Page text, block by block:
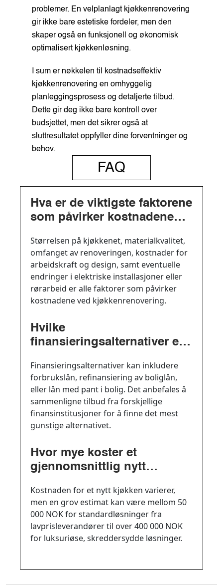
problemer. En velplanlagt kjøkkenrenovering
gir ikke bare estetiske fordeler, men den
skaper også en funksjonell og økonomisk
optimalisert kjøkkenløsning.
I sum er nøkkelen til kostnadseffektiv
kjøkkenrenovering en omhyggelig
planleggingsprosess og detaljerte tilbud.
Dette gir deg ikke bare kontroll over
budsjettet, men det sikrer også at
sluttresultatet oppfyller dine forventninger og
behov.
FAQ
Hva er de viktigste faktorene
som påvirker kostnadene
Størrelsen på kjøkkenet, materialkvalitet,
omfanget av renoveringen, kostnader for
arbeidskraft og design, samt eventuelle
endringer i elektriske installasjoner eller
rørarbeid er alle faktorer som påvirker
kostnadene ved kjøkkenrenovering.
Hvilke
finansieringsalternativer er
kostnadene ved et nytt
kjøkken?
Finansieringsalternativer kan inkludere
forbrukslån, refinansiering av boliglån,
eller lån med pant i bolig. Det anbefales å
sammenligne tilbud fra forskjellige
finansinstitusjoner for å finne det mest
gunstige alternativet.
Hvor mye koster et
gjennomsnittlig nytt
Kostnaden for et nytt kjøkken varierer,
men en grov estimat kan være mellom 50
000 NOK for standardløsninger fra
lavprisleverandører til over 400 000 NOK
for luksuriøse, skreddersydde løsninger.